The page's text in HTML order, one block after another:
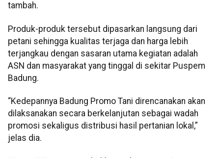
tambah.
Produk-produk tersebut dipasarkan langsung dari
petani sehingga kualitas terjaga dan harga lebih
terjangkau dengan sasaran utama kegiatan adalah
ASN dan masyarakat yang tinggal di sekitar Puspem
Badung.
“Kedepannya Badung Promo Tani direncanakan akan
dilaksanakan secara berkelanjutan sebagai wadah
promosi sekaligus distribusi hasil pertanian lokal,”
jelas dia.